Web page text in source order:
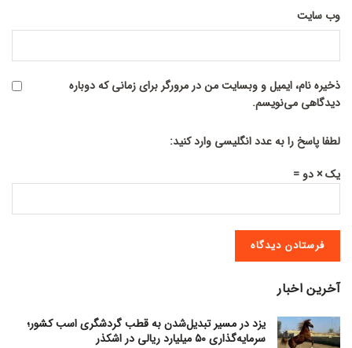
وب‌ سایت
ذخیره نام، ایمیل و وبسایت من در مرورگر برای زمانی که دوباره
دیدگاهی می‌نویسم.
لطفا پاسخ را به عدد انگلیسی وارد کنید:
یک × دو =
آخرین اخبار
یزد در مسیر تبدیل‌شدن به قطب گردشگری اسب کشور؛
سرمایه‌گذاری ۵۰ میلیارد ریالی در اشکذر